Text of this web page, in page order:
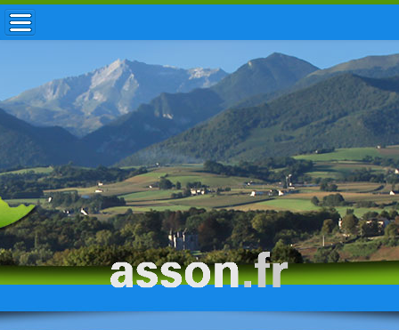
ACCUEIL / INFOS
MUNICIPALITÉ
VIE LOCALE
ENFANCE
TOURISME
HISTOIRE